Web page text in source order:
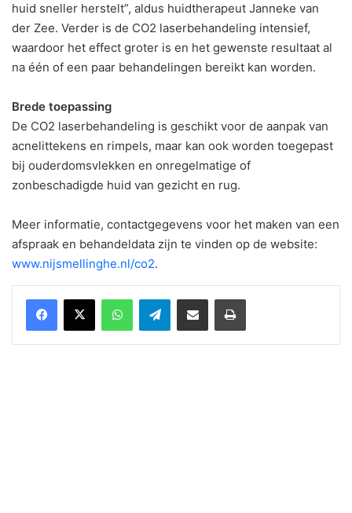
huid sneller herstelt”, aldus huidtherapeut Janneke van
der Zee. Verder is de CO2 laserbehandeling intensief,
waardoor het effect groter is en het gewenste resultaat al
na één of een paar behandelingen bereikt kan worden.
Brede toepassing
De CO2 laserbehandeling is geschikt voor de aanpak van
acnelittekens en rimpels, maar kan ook worden toegepast
bij ouderdomsvlekken en onregelmatige of
zonbeschadigde huid van gezicht en rug.
Meer informatie, contactgegevens voor het maken van een
afspraak en behandeldata zijn te vinden op de website:
www.nijsmellinghe.nl/co2.
WhatsAppTelegramDelen via Email Print